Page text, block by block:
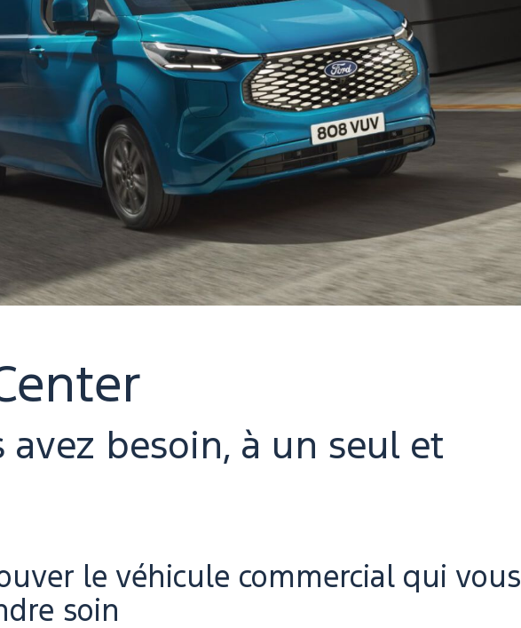
avez besoin, à un seul et
le véhicule commercial qui vous
soin